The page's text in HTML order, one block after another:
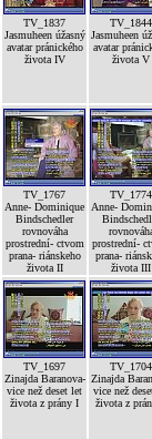
TV_1837
Jasmuheen úžasný
avatar pránického
života IV
TV_1844
Jasmuheen
avatar
života V
TV_1767
Anne- Dominique
Bindschedler
rovnováha
prostrední- ctvom
prana- riánskeho
života II
TV_1774
Anne-
prostrední-
prana-
života III
TV_1697
Zinajda Baranova-
vice než deset let
života z prány I
TV_1704
Zinajda
vice než
života z